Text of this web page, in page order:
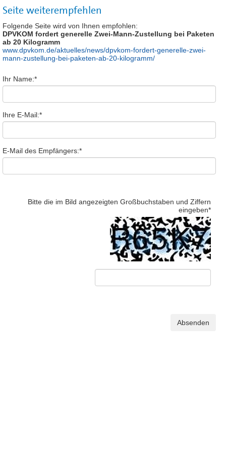
Seite weiterempfehlen
Folgende Seite wird von Ihnen empfohlen:
DPVKOM fordert generelle Zwei-Mann-Zustellung bei Paketen
ab 20 Kilogramm
www.dpvkom.de/aktuelles/news/dpvkom-fordert-generelle-zwei-
mann-zustellung-bei-paketen-ab-20-kilogramm/
Ihr Name:*
Ihre E-Mail:*
E-Mail des Empfängers:*
Bitte die im Bild angezeigten Großbuchstaben und Ziffern
eingeben*
Absenden